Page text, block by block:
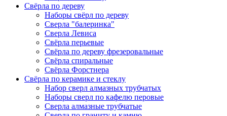
Свёрла по дереву
Наборы свёрл по дереву
Сверла "балеринка"
Сверла Левиса
Свёрла перьевые
Свёрла по дереву фрезеровальные
Свёрла спиральные
Свёрла Форстнера
Свёрла по керамике и стеклу
Набор сверл алмазных трубчатых
Наборы сверл по кафелю перовые
Сверла алмазные трубчатые